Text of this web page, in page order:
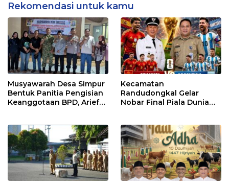
Rekomendasi untuk kamu
Musyawarah Desa Simpur
Bentuk Panitia Pengisian
Keanggotaan BPD, Arief
Kecamatan
Randudongkal Gelar
Nobar Final Piala Dunia